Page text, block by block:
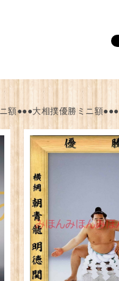
額●●●大相撲優勝ミニ額●●●